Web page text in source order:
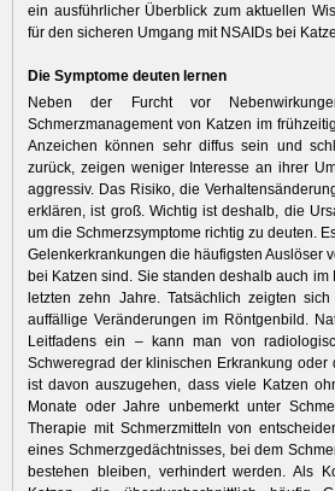
ein ausführlicher Überblick zum aktuellen
für den sicheren Umgang mit NSAIDs bei
Die Symptome deuten lernen
Neben der Furcht vor
Schmerzmanagement von Katzen im
Anzeichen können sehr diffus sein und
zurück, zeigen weniger Interesse an ihrer
aggressiv. Das Risiko, die
erklären, ist groß. Wichtig ist deshalb, die
um die Schmerzsymptome richtig zu deuten.
Gelenkerkrankungen die häufigsten Auslöser
bei Katzen sind. Sie standen deshalb auch
letzten zehn Jahre. Tatsächlich zeigten
auffällige Veränderungen im Röntgenbild.
Leitfadens ein – kann man von
Schweregrad der klinischen Erkrankung
ist davon auszugehen, dass viele Katzen
Monate oder Jahre unbemerkt unter
Therapie mit Schmerzmitteln von
eines Schmerzgedächtnisses, bei dem
bestehen bleiben, verhindert werden. Als